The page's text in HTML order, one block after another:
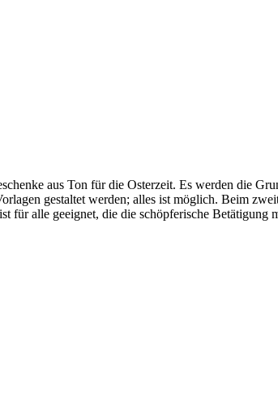
aus Ton für die Osterzeit. Es werden die
gestaltet werden; alles ist möglich. Beim
für alle geeignet, die die schöpferische